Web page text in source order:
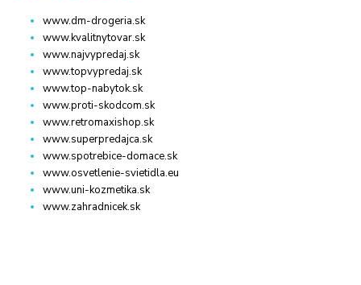
www.dm-drogeria.sk
www.kvalitnytovar.sk
www.najvypredaj.sk
www.topvypredaj.sk
www.top-nabytok.sk
www.proti-skodcom.sk
www.retromaxishop.sk
www.superpredajca.sk
www.spotrebice-domace.sk
www.osvetlenie-svietidla.eu
www.uni-kozmetika.sk
www.zahradnicek.sk